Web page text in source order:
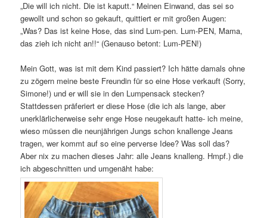
„Die will ich nicht. Die ist kaputt.“ Meinen Einwand, das sei so
gewollt und schon so gekauft, quittiert er mit großen Augen:
„Was? Das ist keine Hose, das sind Lum-pen. Lum-PEN, Mama,
das zieh ich nicht an!!“ (Genauso betont: Lum-PEN!)
Mein Gott, was ist mit dem Kind passiert? Ich hätte damals ohne
zu zögern meine beste Freundin für so eine Hose verkauft (Sorry,
Simone!) und er will sie in den Lumpensack stecken?
Stattdessen präferiert er diese Hose (die ich als lange, aber
unerklärlicherweise sehr enge Hose neugekauft hatte- ich meine,
wieso müssen die neunjährigen Jungs schon knallenge Jeans
tragen, wer kommt auf so eine perverse Idee? Was soll das?
Aber nix zu machen dieses Jahr: alle Jeans knalleng. Hmpf.) die
ich abgeschnitten und umgenäht habe: